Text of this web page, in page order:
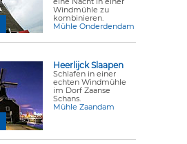
Windmühle zu
kombinieren.
Mühle Onderdendam
Heerlijck Slaapen
Schlafen in einer
echten Windmühle
im Dorf Zaanse
Schans.
Mühle Zaandam